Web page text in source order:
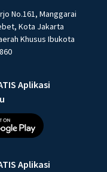
No.161, Manggarai
Kota Jakarta
Khusus Ibukota
Aplikasi
Aplikasi